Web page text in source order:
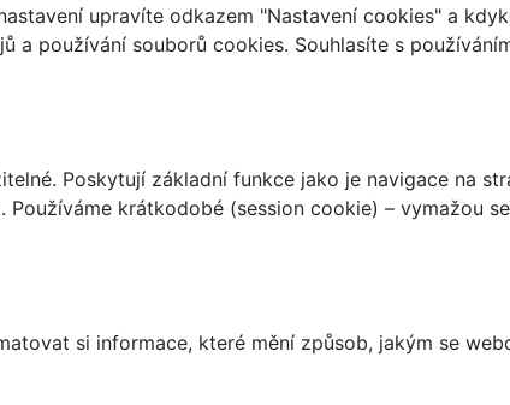
upravíte odkazem "Nastavení cookies" a
a používání souborů cookies. Souhlasíte s
Poskytují základní funkce jako je navigace na
krátkodobé (session cookie) – vymažou
si informace, které mění způsob, jakým se